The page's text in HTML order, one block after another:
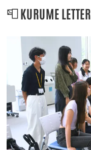
📮KURUME LETTER